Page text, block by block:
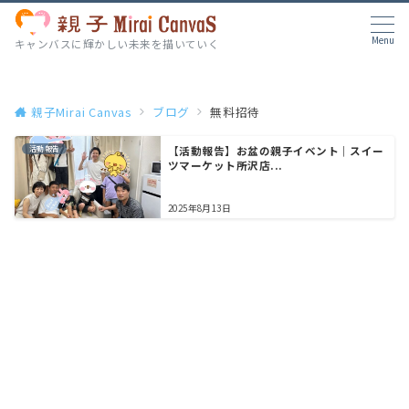
Menu
キャンバスに輝かしい未来を描いていく
親子Mirai Canvas ブログ 無料招待
活動報告
【活動報告】お盆の親子イベント｜スイー
ツマーケット所沢店...
2025年8月13日